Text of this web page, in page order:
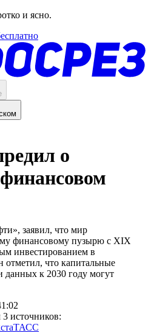
и ясно.
о
заявил, что мир
финансовому пузырю с XIX
инвестированием в
отметил, что капитальные
данных к 2030 году могут
источников:
ТАСС